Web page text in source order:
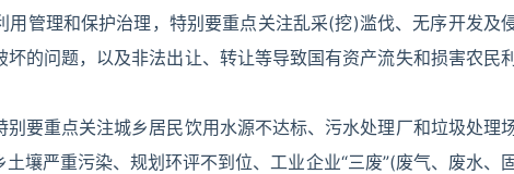
管理和保护治理，特别要重点关注乱采(挖)滥伐、无序开发及
的问题，以及非法出让、转让等导致国有资产流失和损害农民利
要重点关注城乡居民饮用水源不达标、污水处理厂和垃圾处理
壤严重污染、规划环评不到位、工业企业“三废”(废气、废水、